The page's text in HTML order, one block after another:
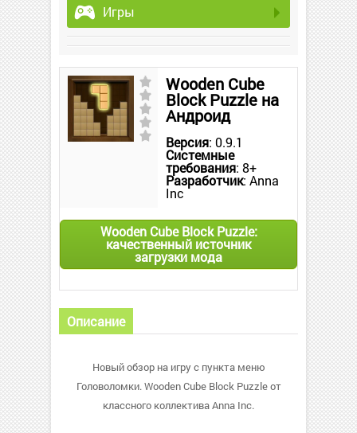
Игры
Wooden Cube
Block Puzzle на
Андроид
Версия: 0.9.1
Системные
требования: 8+
Разработчик: Anna
Inc
Wooden Cube Block Puzzle:
качественный источник
загрузки мода
Описание
Новый обзор на игру с пункта меню
Головоломки. Wooden Cube Block Puzzle от
классного коллектива Anna Inc.